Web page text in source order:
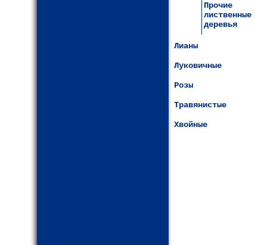
Прочие
лиственные
деревья
Лианы
Луковичные
Розы
Травянистые
Хвойные